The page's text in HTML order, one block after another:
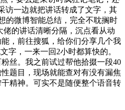
访一边就把讲话转成了文字，其
的微博智能总结，完全不耽搁时
的讲话清晰分隔，沉点看从动
，前往搜狐，给你们分享几个我
字，一来一回2小时都算快的。
丝。我之前试过帮他拾掇一段40
题目，现场就能查对有没有漏焦
精神。可实不是随便整个语音转